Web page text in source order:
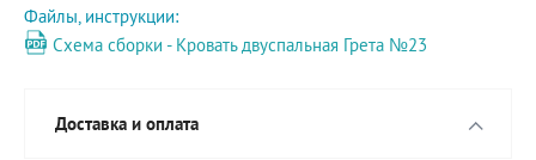
Файлы, инструкции:
Схема сборки - Кровать двуспальная Грета №23
Доставка и оплата